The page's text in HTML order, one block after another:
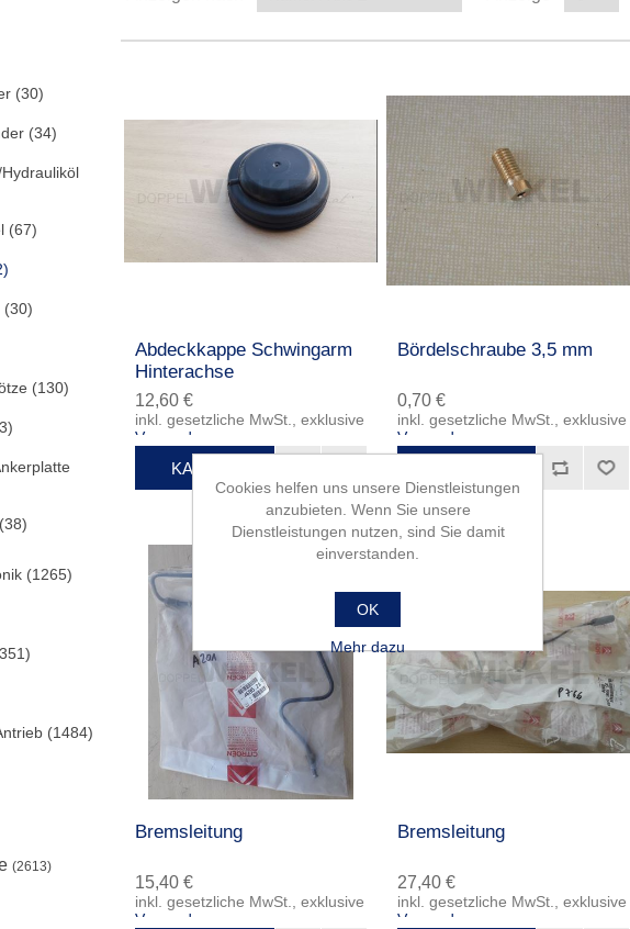
(30)
(34)
(67)
(30)
(130)
(38)
(1265)
(1484)
(2613)
Abdeckkappe Schwingarm
Hinterachse
12,60 €
inkl. gesetzliche MwSt., exklusive
Versand
Bördelschraube 3,5 mm
0,70 €
inkl. gesetzliche MwSt., exklusive
Versand
Bremsleitung
15,40 €
inkl. gesetzliche MwSt., exklusive
Versand
Bremsleitung
27,40 €
inkl. gesetzliche MwSt., exklusive
Versand
Cookies helfen uns unsere Dienstleistungen
anzubieten. Wenn Sie unsere
Dienstleistungen nutzen, sind Sie damit
einverstanden.
OK
Mehr dazu